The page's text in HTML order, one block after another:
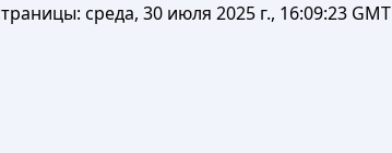
среда, 30 июля 2025 г., 16:09:23 GMT